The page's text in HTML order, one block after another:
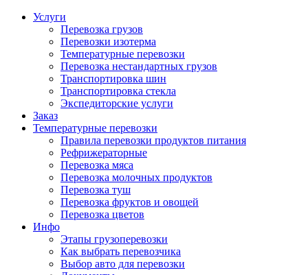
Услуги
Перевозка грузов
Перевозки изотерма
Температурные перевозки
Перевозка нестандартных грузов
Транспортировка шин
Транспортировка стекла
Экспедиторские услуги
Заказ
Температурные перевозки
Правила перевозки продуктов питания
Рефрижераторные
Перевозка мяса
Перевозка молочных продуктов
Перевозка туш
Перевозка фруктов и овощей
Перевозка цветов
Инфо
Этапы грузоперевозки
Как выбрать перевозчика
Выбор авто для перевозки